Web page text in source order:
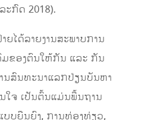
ະກົດ 2018).
ຍໄດ້ລາຍງານສະພາບການ
ຂອງຕົນໃຫ້ກັນ ແລະ ກັນ
ນສົນທະນາແລກປ່ຽນບັນຫາ
ໃຈ ເປັນຕົ້ນແມ່ນພື້ນຖານ
ບບຍືນຍົງ, ການທ່ອງທ່ຽວ,